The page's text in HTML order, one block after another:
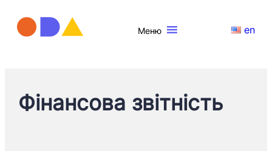
Меню en
Фінансова звітність